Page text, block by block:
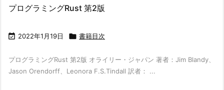
プログラミングRust 第2版
 2022年1月19日  書籍目次
プログラミングRust 第2版 オライリー・ジャパン 著者：Jim Blandy、
Jason Orendorff、Leonora F.S.Tindall 訳者： ...